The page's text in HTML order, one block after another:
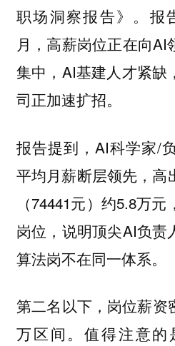
职场洞察报告》。报
⽉，⾼薪岗位正在向AI
集中，AI基建⼈才紧缺
司正加速扩招。
报告提到，AI科学家/
平均⽉薪断层领先，⾼
（74441元）约5.8万
岗位，说明顶尖AI负责
算法岗不在同⼀体系。
第⼆名以下，岗位薪资
万区间。值得注意的